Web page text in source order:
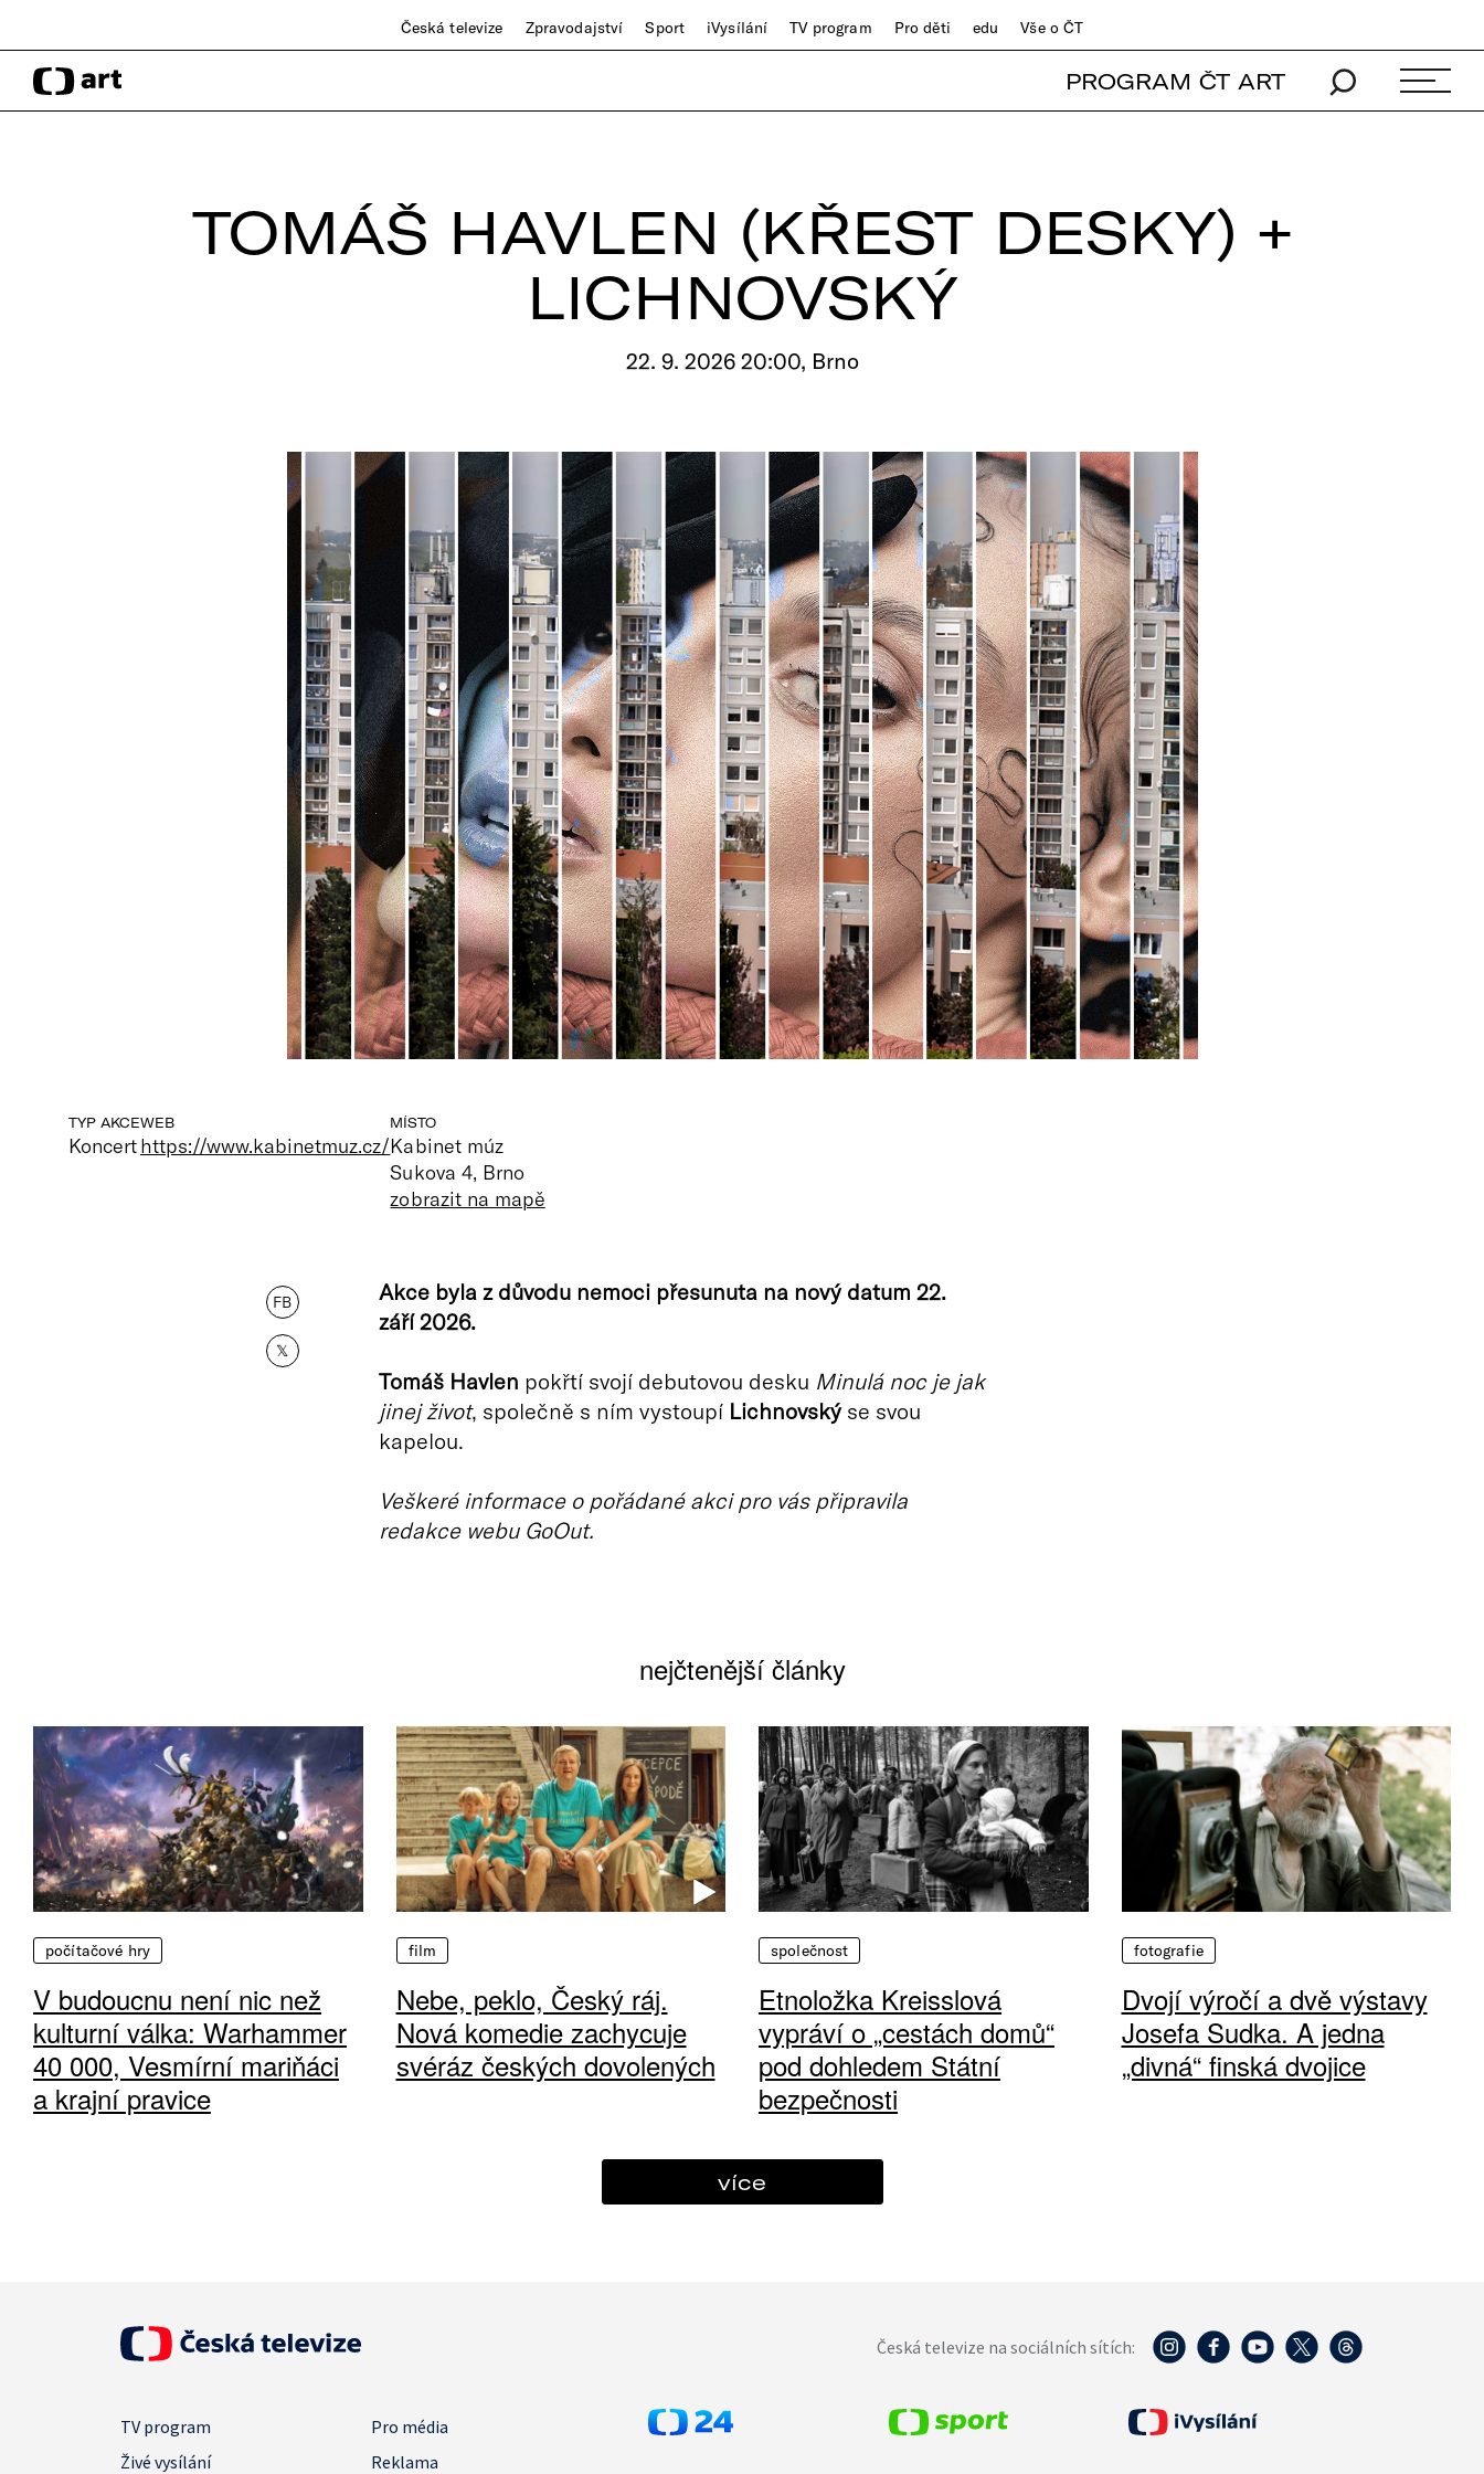
Česká televize Zpravodajství Sport iVysílání TV program Pro děti edu Vše o ČT
PROGRAM ČT ART
TOMÁŠ HAVLEN (KŘEST DESKY) +
LICHNOVSKÝ
22. 9. 2026 20:00, Brno
TYP AKCE
Koncert
WEB
https://www.kabinetmuz.cz/
MÍSTO
Kabinet múz
Sukova 4, Brno
zobrazit na mapě
FB
𝕏
Akce byla z důvodu nemoci přesunuta na nový datum 22.
září 2026.
Tomáš Havlen pokřtí svojí debutovou desku Minulá noc je jak
jinej život, společně s ním vystoupí Lichnovskýse svou
kapelou.
Veškeré informace o pořádané akci pro vás připravila
redakce webu GoOut.
nejčtenější články
počítačové hry
V budoucnu není nic než
kulturní válka: Warhammer
40 000, Vesmírní mariňáci
a krajní pravice
film
Nebe, peklo, Český ráj.
Nová komedie zachycuje
svéráz českých dovolených
společnost
Etnoložka Kreisslová
vypráví o „cestách domů“
pod dohledem Státní
bezpečnosti
fotografie
Dvojí výročí a dvě výstavy
Josefa Sudka. A jedna
„divná“ finská dvojice
více
Česká televize na sociálních sítích:
TV program
Pro média
Živé vysílání
Reklama